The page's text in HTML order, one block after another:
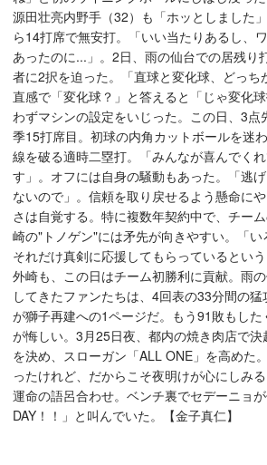
源田壮亮内野手（32）も「ホッとしました
ら14打席で無安打。「いい当たりあるし、
あったのに...」。2日、雨の仙台での居残り
者に2択を迫った。「直球と変化球、どっち
直感で「変化球？」と答えると「じゃ変化
わずマシンの設定をいじった。この日、3点
季15打席目。初球の内角カットボールを迷
線を破る適時二塁打。「みんなが喜んでく
す」。オフには自身の騒動もあった。「逃げ
ないので」。信頼を取り戻せるよう懸命に
さは自覚する。特に複数年契約中で、チー
崎の"トノゲン"には矛先が向きやすい。「い
それだけ真剣に応援してもらっているとい
外崎も、この日はチーム初勝利に貢献。雨
してきたファンたちは、4回表の33分間の
が獅子再建への1ページだ。もう91敗もした
が悔しい。3月25日夜、都内の焼き肉店で
を決め、スローガン「ALL ONE」を高めた
ったけれど、だからこそ夜明けが心にしみ
運命の語呂合わせ。ベンチ裏でセデーニョ
DAY！！」と叫んでいた。【金子真仁】